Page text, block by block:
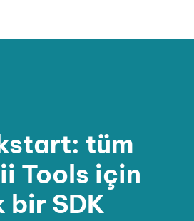
tüm
Tools için
bir SDK